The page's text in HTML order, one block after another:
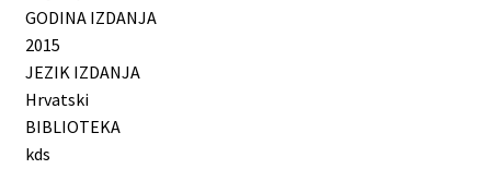
GODINA IZDANJA
2015
JEZIK IZDANJA
Hrvatski
BIBLIOTEKA
kds